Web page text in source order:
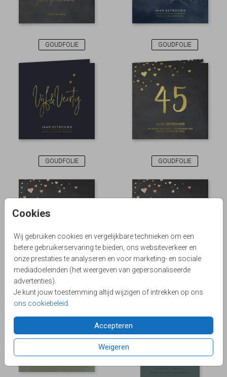
Cookies
Wij gebruiken cookies en vergelijkbare technieken om een
betere gebruikerservaring te bieden, ons websiteverkeer en
onze prestaties te analyseren en voor marketing- en sociale
mediadoeleinden (het weergeven van gepersonaliseerde
advertenties).
Je kunt jouw toestemming altijd wijzigen of intrekken op ons
ons cookiebeleid
Accepteren
Weigeren
GOUDFOLIE GOUDFOLIE
GOUDFOLIE GOUDFOLIE